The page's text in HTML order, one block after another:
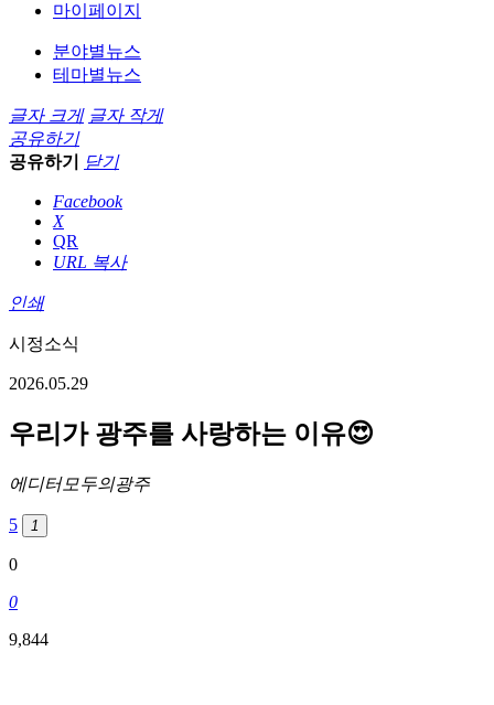
마이페이지
분야별뉴스
테마별뉴스
글자 크게 글자 작게
공유하기
공유하기
닫기
Facebook
X
QR
URL 복사
인쇄
시정소식
2026.05.29
우리가 광주를 사랑하는 이유😍
에디터모두의광주
5 1
0
0
9,844